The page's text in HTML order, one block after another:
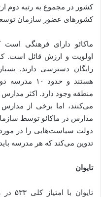
کشور در مجموع به رتبه دوم
کشورهای عضور سازمان
ماکائو دارای فرهنگی
رایگان دسترسی دارند.
منطقه وجود دارد. اکثر
می‌کنند، اما برخی از مدارس
مدارس در ماکائو توسط
دولت سیاست‌هایی را در
تدوین می‌کند که هر مدرسه
تایوان